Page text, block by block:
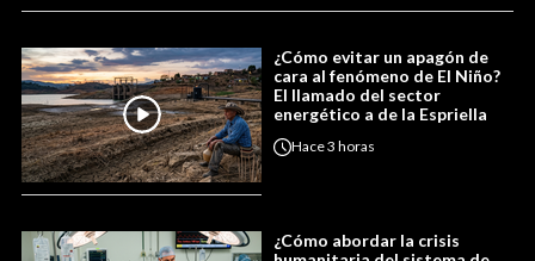
¿Cómo evitar un apagón de
cara al fenómeno de El Niño?
El llamado del sector
energético a de la Espriella
Hace3 horas
¿Cómo abordar la crisis